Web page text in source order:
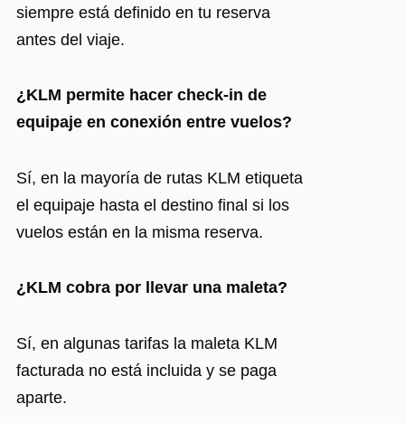
siempre está definido en tu reserva
antes del viaje.
¿KLM permite hacer check-in de
equipaje en conexión entre vuelos?
Sí, en la mayoría de rutas KLM etiqueta
el equipaje hasta el destino final si los
vuelos están en la misma reserva.
¿KLM cobra por llevar una maleta?
Sí, en algunas tarifas la maleta KLM
facturada no está incluida y se paga
aparte.